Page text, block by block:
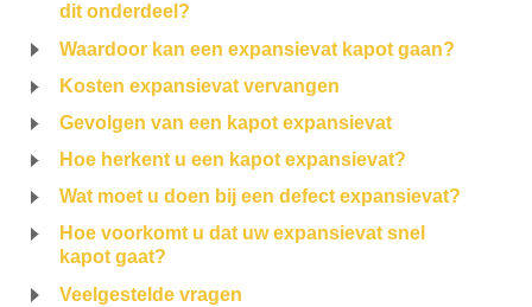
dit onderdeel?
Waardoor kan een expansievat kapot gaan?
Kosten expansievat vervangen
Gevolgen van een kapot expansievat
Hoe herkent u een kapot expansievat?
Wat moet u doen bij een defect expansievat?
Hoe voorkomt u dat uw expansievat snel
kapot gaat?
Veelgestelde vragen